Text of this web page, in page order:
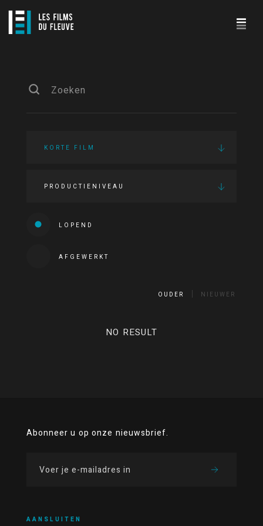
KORTE FILM
PRODUCTIENIVEAU
LOPEND
AFGEWERKT
OUDER NIEUWER
NO RESULT
Abonneer u op onze nieuwsbrief.
AANSLUITEN